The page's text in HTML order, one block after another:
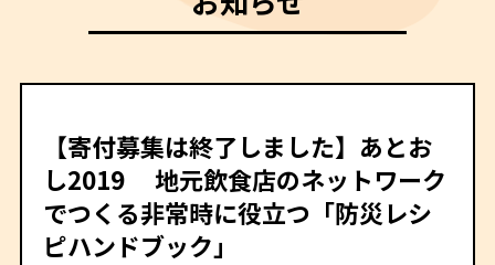
【寄付募集は終了しました】あとお
し2019 地元飲食店のネットワーク
でつくる非常時に役立つ「防災レシ
ピハンドブック」